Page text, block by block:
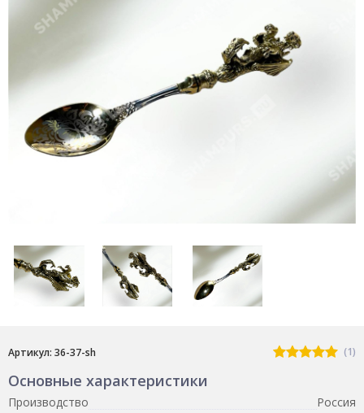
Артикул: 36-37-sh (1)
Основные характеристики
Производство
Россия